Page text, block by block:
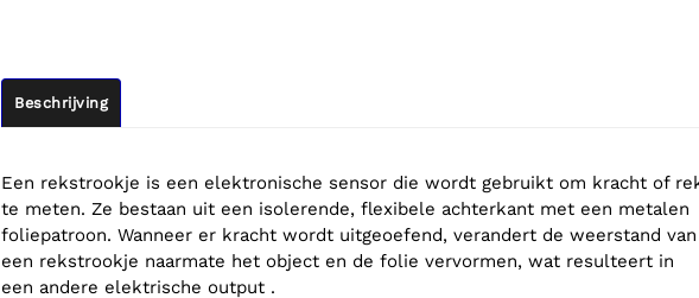
Beschrijving
Een rekstrookje is een elektronische sensor die wordt gebruikt om kracht of
te meten. Ze bestaan uit een isolerende, flexibele achterkant met een metalen
foliepatroon. Wanneer er kracht wordt uitgeoefend, verandert de weerstand van
een rekstrookje naarmate het object en de folie vervormen, wat resulteert in
een andere elektrische output .